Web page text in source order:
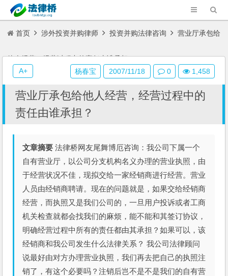
首页 涉外投资并购律师 投资并购法律咨询 营业厅承包给
他人经营，经营过程中的责任由谁承担？
营业厅承包给他人经营，经营过程中的
责任由谁承担？
文章摘要 法律桥网友尾舞博厄咨询：我公司下属一个
自有营业厅，以公司分支机构名义办理的营业执照，由
于经营状况不佳，现拟交给一家经销商进行经营。营业
人员由经销商聘请。现在的问题就是，如果交给经销商
经营，而执照又是我们公司的，一旦用户投诉或者工商
机关检查就都会找我们的麻烦，能不能和其签订协议，
明确经营过程中所有的责任都由其承担？如果可以，该
经销商和我公司发生什么法律关系？ 我公司法律顾问
说最好由对方办理营业执照，我们再去把自己的执照注
销了，有这个必要吗？注销后岂不是不是我们的自有营
杨春宝 2007/11/18 0 1,458
A+